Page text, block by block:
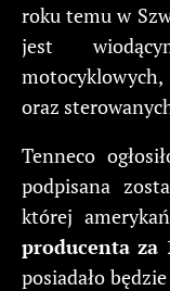
roku temu w
jest
oraz
Tenneco
podpisana
której
producenta za
posiadało